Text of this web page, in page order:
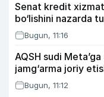
Senat kredit
bo‘lishini nazarda
Bugun, 11:16
AQSH sudi
jamg‘arma joriy
Bugun, 11:12